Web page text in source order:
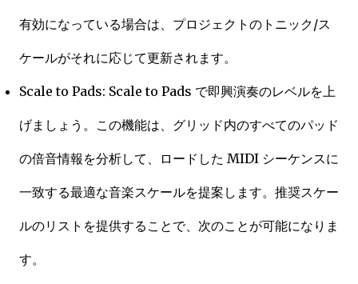
有効になっている場合は、プロジェクトのトニック/ス
ケールがそれに応じて更新されます。
Scale to Pads: Scale to Pads で即興演奏のレベルを上
げましょう。この機能は、グリッド内のすべてのパッド
の倍音情報を分析して、ロードした MIDI シーケンスに
一致する最適な音楽スケールを提案します。推奨スケー
ルのリストを提供することで、次のことが可能になりま
す。